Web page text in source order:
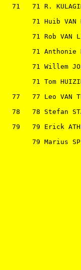
71   71 R.
71 Huib VAN
71 Rob VAN
71 Anthonie
71 Willem
71 Tom
77   77 Leo VAN
78   78 Stefan
79   79 Erick
79 Marius